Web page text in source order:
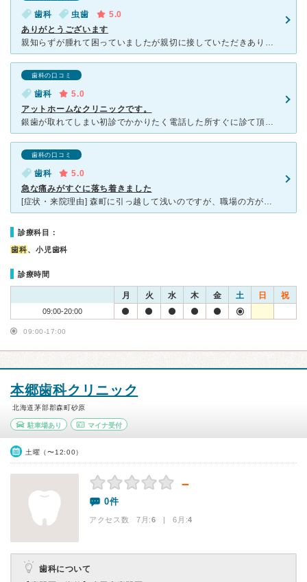
歯科 虫歯
5.0
ありがとうございます
親知らずが腫れて困っていましたが親切に接していただきありがとう御座いました なぜ親知らずは腫れるのかとかその後の対処する方法を丁寧に教えていただきました。レントゲン写真を見ながら今後の治療法を丁寧に
歯科の口コミ
歯科
5.0
アットホームなクリニックです。
銀歯が取れてしまい初診でかかりたく電話した所すぐに診て頂けました。 それから虫歯などで通院しました。 診察室の奥にはキッズスペースがあり、前もって予約時に伝えておけば女性スタッフさんが子どもを見て
歯科の口コミ
歯科
5.0
急な痛みがすぐに落ち着きました
[症状・来院理由] 森町に引っ越して浅いのですが、職場の方が薦めてくれました。 痛みが数日続いて、しばらく様子を見ていたのですがどうにもならないのでいきました。 [医師の診断・治療法] 問診表
診療科目：
歯科、小児歯科
診療時間
月 火 水 木 金 土 日 祝
09:00-20:00
09:00-17:00
本郷歯科クリニック
北海道茅部郡森町砂原
駐車場あり マイナ受付
土曜（〜12:00）
－
0件
アクセス数 7月:6 | 6月:4
歯科について